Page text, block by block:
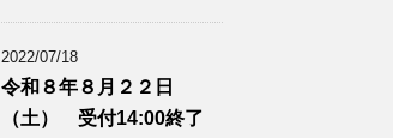
2022/07/18
令和８年８月２２日
（土） 受付14:00終了